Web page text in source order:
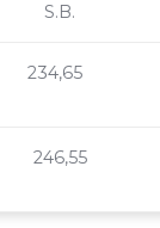
S.B.
234,65
246,55